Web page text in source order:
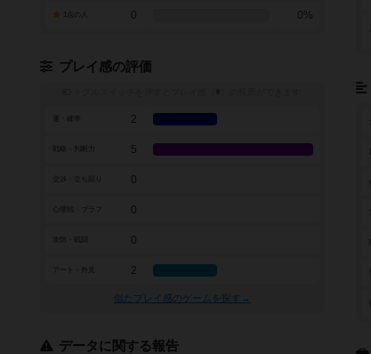
0 0%
プレイ感の評価
※
2
戦略・判断力 5
0
0
0
アート・外見 2
似たプレイ感のゲームを探す→
データに関する報告